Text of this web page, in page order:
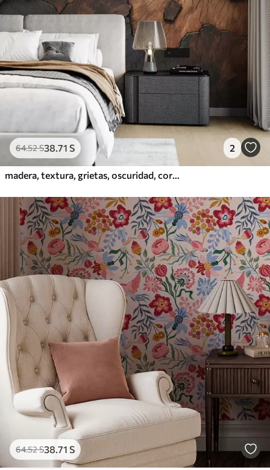
64.52S38.71 S 2
madera, textura, grietas, oscuridad, corteza, superficie
64.52S38.71 S